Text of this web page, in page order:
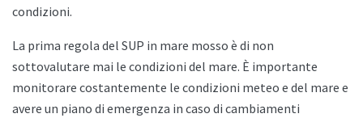
condizioni.
La prima regola del SUP in mare mosso è di non
sottovalutare mai le condizioni del mare. È importante
monitorare costantemente le condizioni meteo e del mare e
avere un piano di emergenza in caso di cambiamenti